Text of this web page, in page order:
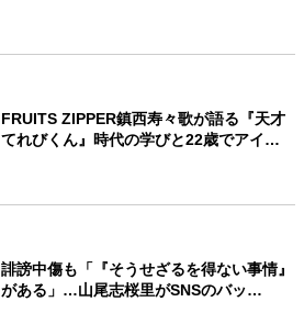
FRUITS ZIPPER鎮西寿々歌が語る『天才
てれびくん』時代の学びと22歳でアイ…
誹謗中傷も「『そうせざるを得ない事情』
がある」…山尾志桜里がSNSのバッ…